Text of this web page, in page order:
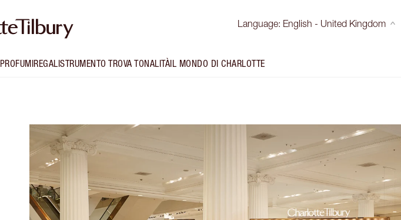
Language: English - United Kingdom
PROFUMIREGALISTRUMENTO TROVA TONALITÀIL MONDO DI CHARLOTTE